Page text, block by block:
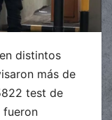
distintos
más de
test de
fueron